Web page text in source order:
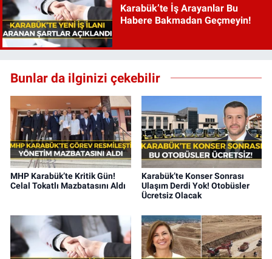
Karabük’te İş Arayanlar Bu
Habere Bakmadan Geçmeyin!
Bunlar da ilginizi çekebilir
MHP Karabük’te Kritik Gün!
Celal Tokatlı Mazbatasını Aldı
Karabük’te Konser Sonrası
Ulaşım Derdi Yok! Otobüsler
Ücretsiz Olacak